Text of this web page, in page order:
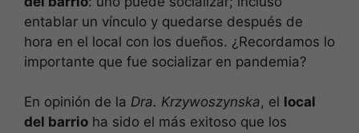
entablar un vínculo y quedarse después de
hora en el local con los dueños. ¿Recordamos lo
importante que fue socializar en pandemia?
En opinión de la Dra. Krzywoszynska, el local
del barrio ha sido el más exitoso que los